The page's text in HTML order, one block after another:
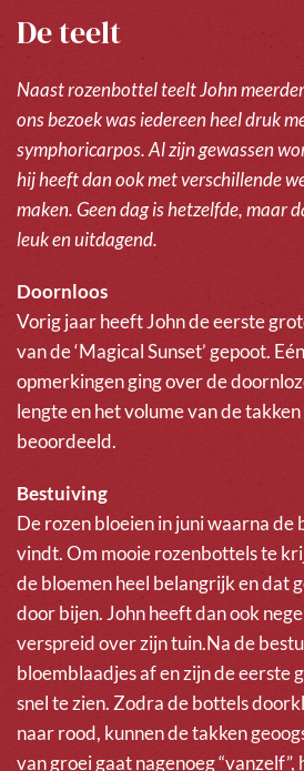
De teelt
Naast rozenbottel teelt John
ons bezoek was iedereen heel druk
symphoricarpos. Al zijn gewassen
hij heeft dan ook met verschillende
maken. Geen dag is hetzelfde, maar
leuk en uitdagend.
Doornloos
Vorig jaar heeft John de eerste
van de ‘Magical Sunset’ gepoot.
opmerkingen ging over de
lengte en het volume van de
beoordeeld.
Bestuiving
De rozen bloeien in juni waarna de
vindt. Om mooie rozenbottels te
de bloemen heel belangrijk en dat
door bijen. John heeft dan ook
verspreid over zijn tuin.Na de
bloemblaadjes af en zijn de eerste
snel te zien. Zodra de bottels
naar rood, kunnen de takken
van groei gaat nagenoeg